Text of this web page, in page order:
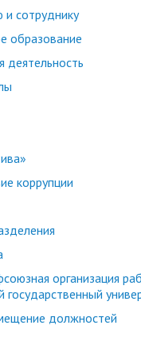
сотруднику
образование
коррупции
организация
должностей